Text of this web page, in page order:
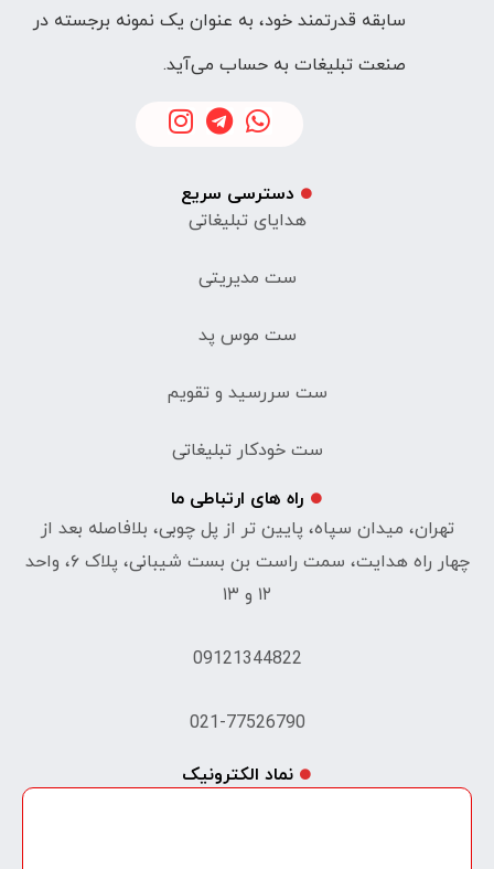
سابقه قدرتمند خود، به عنوان یک نمونه برجسته در
صنعت تبلیغات به حساب می‌آید.
دسترسی سریع
هدایای تبلیغاتی
ست مدیریتی
ست موس پد
ست سررسید و تقویم
ست خودکار تبلیغاتی
راه های ارتباطی ما
تهران، میدان سپاه، پایین تر از پل چوبی، بلافاصله بعد از
چهار راه هدایت، سمت راست بن بست شیبانی، پلاک ۶، واحد
۱۲ و ۱۳
09121344822
021-77526790
نماد الکترونیک